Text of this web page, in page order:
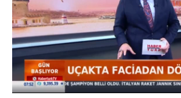
Sesi
Aç
Yüklendi:
34.81%